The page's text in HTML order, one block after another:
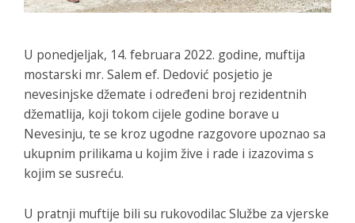
U ponedjeljak, 14. februara 2022. godine, muftija
mostarski mr. Salem ef. Dedović posjetio je
nevesinjske džemate i određeni broj rezidentnih
džematlija, koji tokom cijele godine borave u
Nevesinju, te se kroz ugodne razgovore upoznao sa
ukupnim prilikama u kojim žive i rade i izazovima s
kojim se susreću.
U pratnji muftije bili su rukovodilac Službe za vjerske